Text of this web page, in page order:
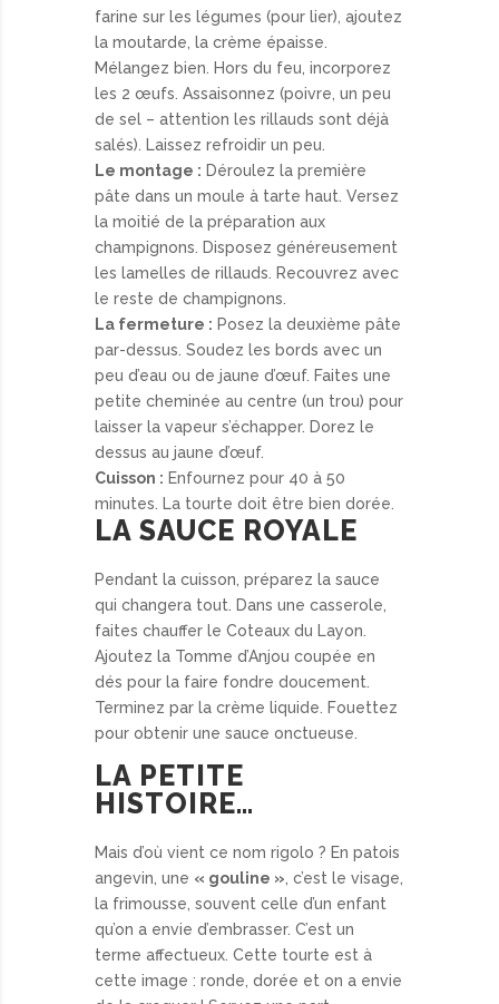
farine sur les légumes (pour lier), ajoutez
la moutarde, la crème épaisse.
Mélangez bien. Hors du feu, incorporez
les 2 œufs. Assaisonnez (poivre, un peu
de sel – attention les rillauds sont déjà
salés). Laissez refroidir un peu.
Le montage : Déroulez la première
pâte dans un moule à tarte haut. Versez
la moitié de la préparation aux
champignons. Disposez généreusement
les lamelles de rillauds. Recouvrez avec
le reste de champignons.
La fermeture : Posez la deuxième pâte
par-dessus. Soudez les bords avec un
peu d’eau ou de jaune d’œuf. Faites une
petite cheminée au centre (un trou) pour
laisser la vapeur s’échapper. Dorez le
dessus au jaune d’œuf.
Cuisson : Enfournez pour 40 à 50
minutes. La tourte doit être bien dorée.
LA SAUCE ROYALE
Pendant la cuisson, préparez la sauce
qui changera tout. Dans une casserole,
faites chauffer le Coteaux du Layon.
Ajoutez la Tomme d’Anjou coupée en
dés pour la faire fondre doucement.
Terminez par la crème liquide. Fouettez
pour obtenir une sauce onctueuse.
LA PETITE
HISTOIRE…
Mais d’où vient ce nom rigolo ? En patois
angevin, une « gouline » , c’est le visage,
la frimousse, souvent celle d’un enfant
qu’on a envie d’embrasser. C’est un
terme affectueux. Cette tourte est à
cette image : ronde, dorée et on a envie